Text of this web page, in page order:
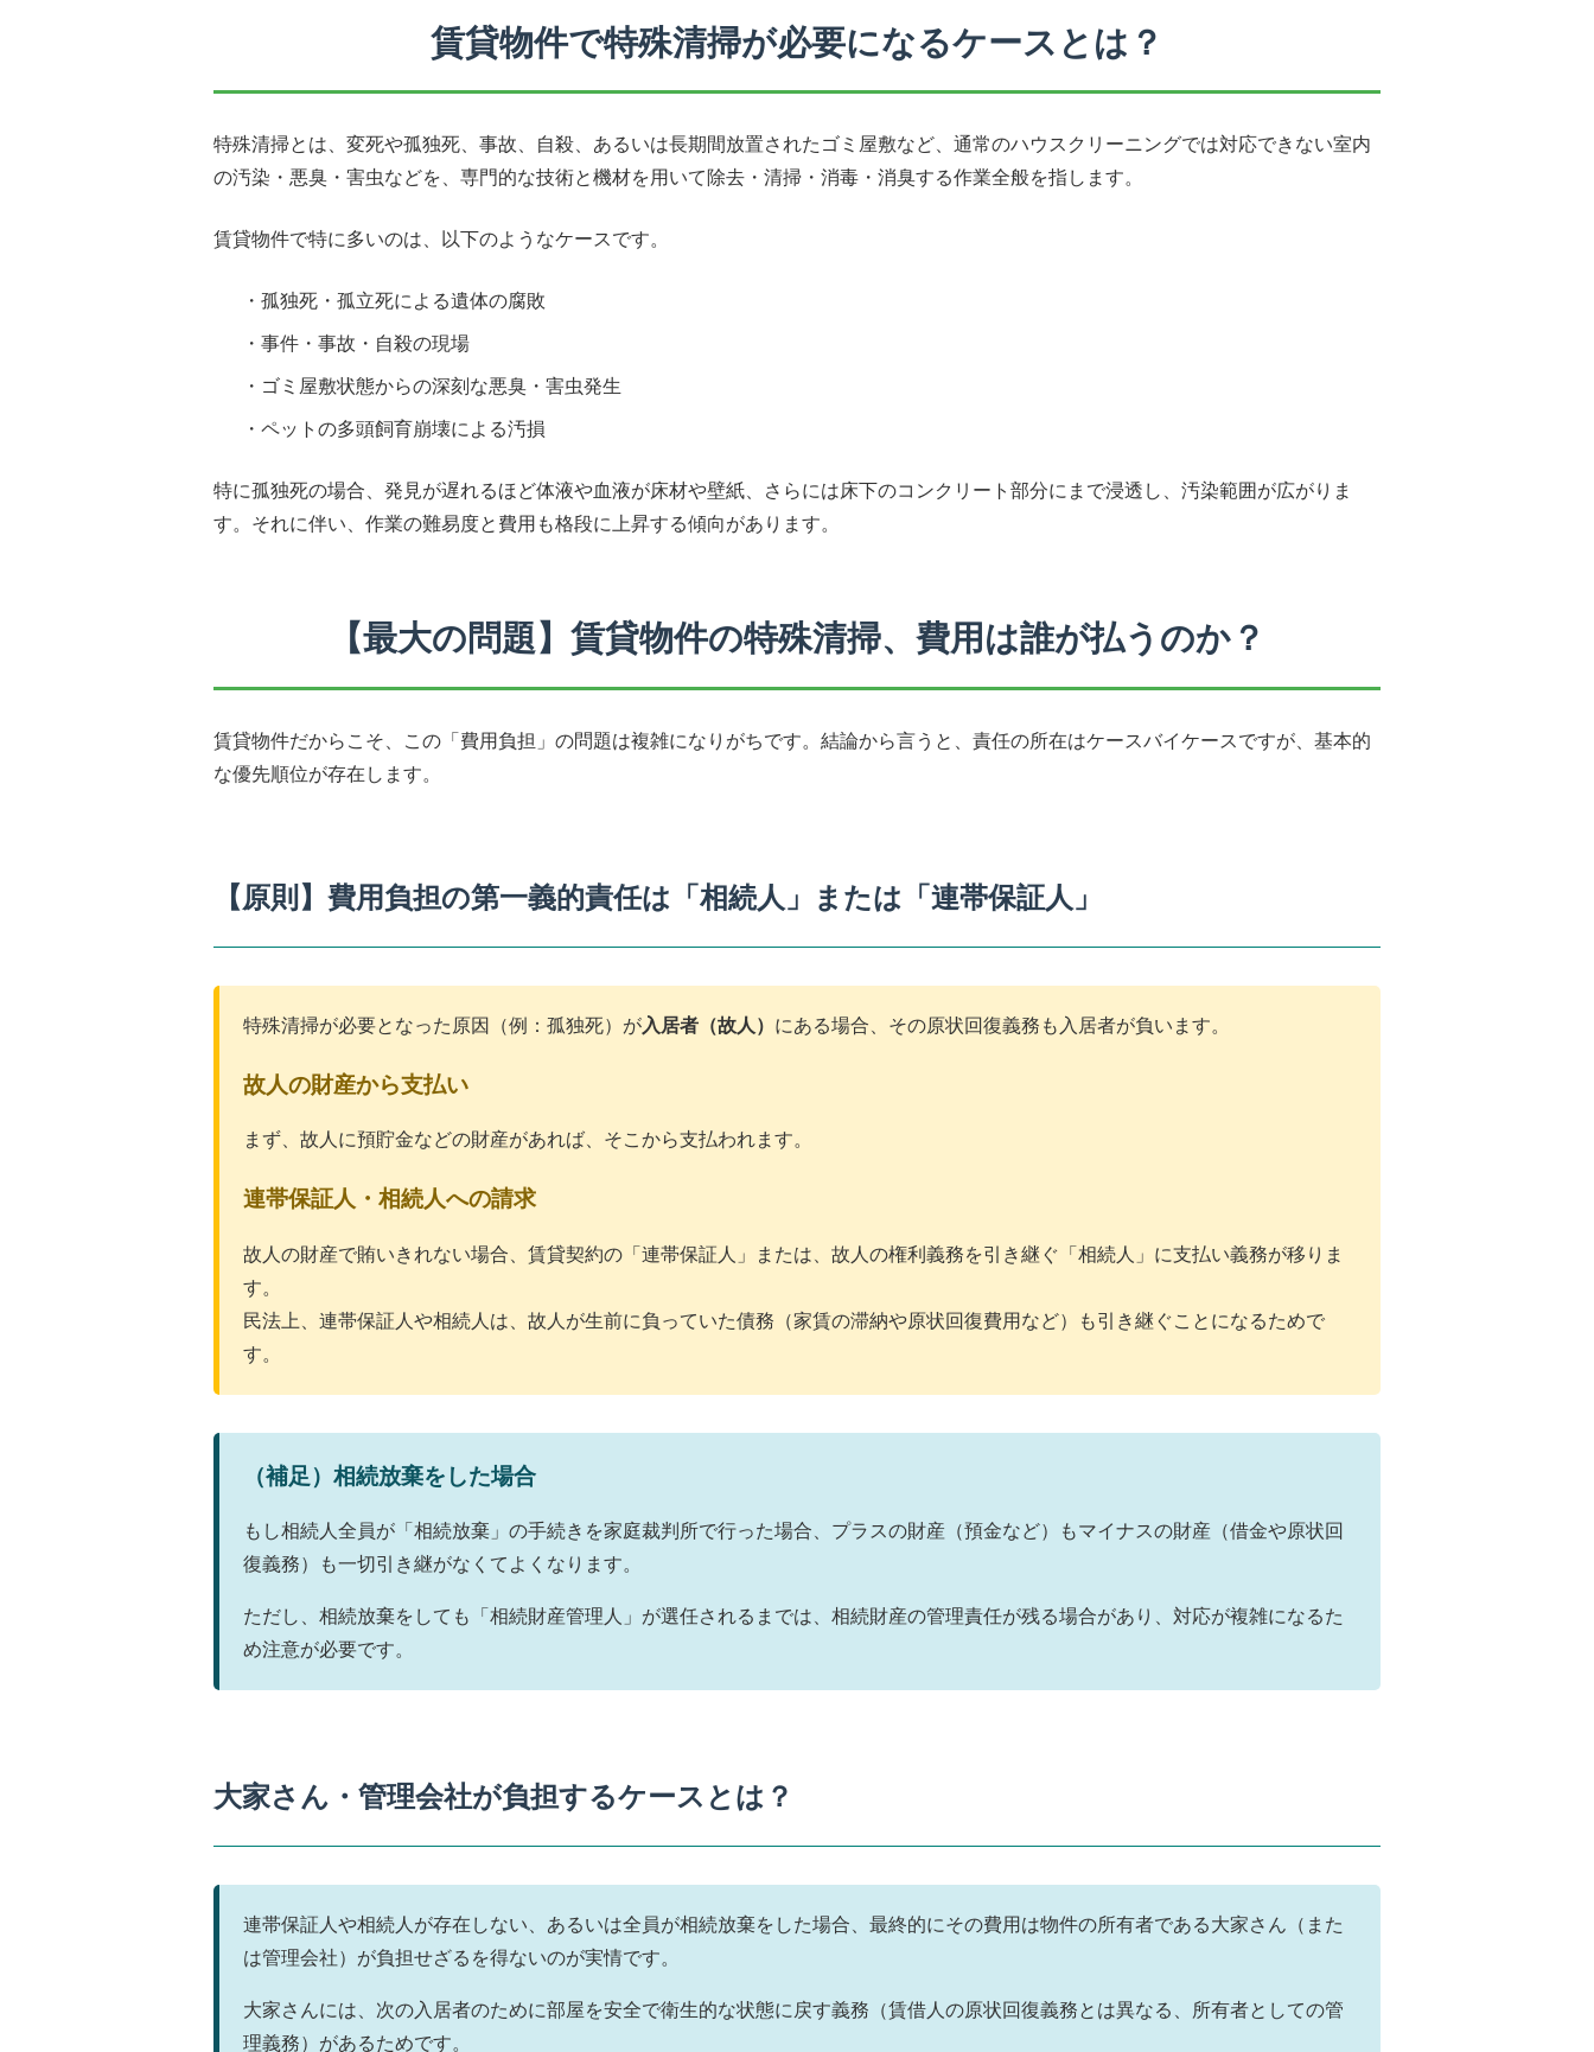
賃貸物件で特殊清掃が必要になるケースとは？
特殊清掃とは、変死や孤独死、事故、自殺、あるいは長期間放置されたゴミ屋敷など、通常のハウスクリーニングでは対応できない室内
の汚染・悪臭・害虫などを、専門的な技術と機材を用いて除去・清掃・消毒・消臭する作業全般を指します。
賃貸物件で特に多いのは、以下のようなケースです。
孤独死・孤立死による遺体の腐敗
事件・事故・自殺の現場
ゴミ屋敷状態からの深刻な悪臭・害虫発生
ペットの多頭飼育崩壊による汚損
特に孤独死の場合、発見が遅れるほど体液や血液が床材や壁紙、さらには床下のコンクリート部分にまで浸透し、汚染範囲が広がりま
す。それに伴い、作業の難易度と費用も格段に上昇する傾向があります。
【最大の問題】賃貸物件の特殊清掃、費用は誰が払うのか？
賃貸物件だからこそ、この「費用負担」の問題は複雑になりがちです。結論から言うと、責任の所在はケースバイケースですが、基本的
な優先順位が存在します。
【原則】費用負担の第一義的責任は「相続人」または「連帯保証人」
特殊清掃が必要となった原因（例：孤独死）が入居者（故人） にある場合、その原状回復義務も入居者が負います。
故人の財産から支払い
まず、故人に預貯金などの財産があれば、そこから支払われます。
連帯保証人・相続人への請求
故人の財産で賄いきれない場合、賃貸契約の「連帯保証人」または、故人の権利義務を引き継ぐ「相続人」に支払い義務が移りま
す。
民法上、連帯保証人や相続人は、故人が生前に負っていた債務（家賃の滞納や原状回復費用など）も引き継ぐことになるためで
す。
（補足）相続放棄をした場合
もし相続人全員が「相続放棄」の手続きを家庭裁判所で行った場合、プラスの財産（預金など）もマイナスの財産（借金や原状回
復義務）も一切引き継がなくてよくなります。
ただし、相続放棄をしても「相続財産管理人」が選任されるまでは、相続財産の管理責任が残る場合があり、対応が複雑になるた
め注意が必要です。
大家さん・管理会社が負担するケースとは？
連帯保証人や相続人が存在しない、あるいは全員が相続放棄をした場合、最終的にその費用は物件の所有者である大家さん（また
は管理会社）が負担せざるを得ないのが実情です。
大家さんには、次の入居者のために部屋を安全で衛生的な状態に戻す義務（賃借人の原状回復義務とは異なる、所有者としての管
理義務）があるためです。